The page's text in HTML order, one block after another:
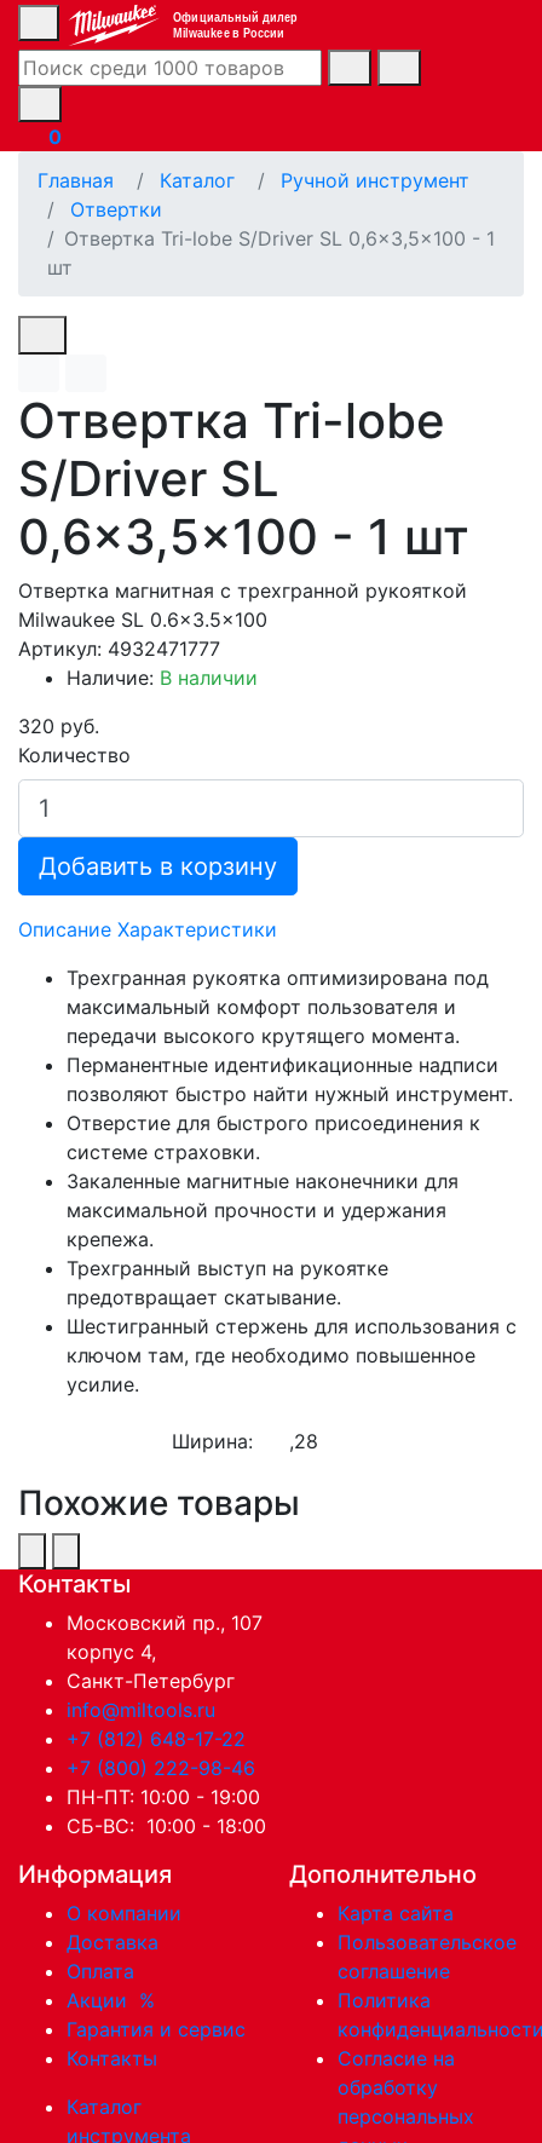
Официальный дилер
Milwaukee в России
0
Главная
Каталог
Ручной инструмент
Отвертки
Отвертка Tri-lobe S/Driver SL 0,6x3,5x100 - 1
шт
Отвертка Tri-lobe
S/Driver SL
0,6x3,5x100 - 1 шт
Отвертка магнитная с трехгранной рукояткой
Milwaukee SL 0.6x3.5x100
Артикул: 4932471777
Наличие: В наличии
320 руб.
Количество
Добавить в корзину
Описание Характеристики
Трехгранная рукоятка оптимизирована под
максимальный комфорт пользователя и
передачи высокого крутящего момента.
Перманентные идентификационные надписи
позволяют быстро найти нужный инструмент.
Отверстие для быстрого присоединения к
системе страховки.
Закаленные магнитные наконечники для
максимальной прочности и удержания
крепежа.
Трехгранный выступ на рукоятке
предотвращает скатывание.
Шестигранный стержень для использования с
ключом там, где необходимо повышенное
усилие.
Ширина: ,28
Похожие товары
Контакты
Московский пр., 107
корпус 4,
Санкт-Петербург
info@miltools.ru
+7 (812) 648-17-22
+7 (800) 222-98-46
ПН-ПТ: 10:00 - 19:00
СБ-ВС: 10:00 - 18:00
Информация
О компании
Доставка
Оплата
Акции %
Гарантия и сервис
Контакты
Каталог
инструмента
Дополнительно
Карта сайта
Пользовательское
соглашение
Политика
Согласие на
обработку
персональных